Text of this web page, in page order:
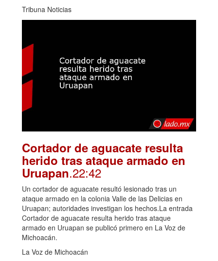
Tribuna Noticias
Cortador de aguacate resulta
herido tras ataque armado en
Uruapan.22:42
Un cortador de aguacate resultó lesionado tras un
ataque armado en la colonia Valle de las Delicias en
Uruapan; autoridades investigan los hechos.La entrada
Cortador de aguacate resulta herido tras ataque
armado en Uruapan se publicó primero en La Voz de
Michoacán.
La Voz de Michoacán